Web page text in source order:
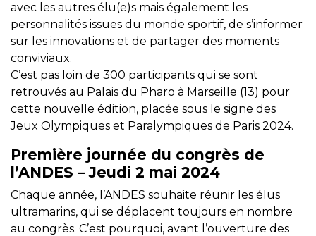
avec les autres élu(e)s mais également les
personnalités issues du monde sportif, de s’informer
sur les innovations et de partager des moments
conviviaux.
C’est pas loin de 300 participants qui se sont
retrouvés au Palais du Pharo à Marseille (13) pour
cette nouvelle édition, placée sous le signe des
Jeux Olympiques et Paralympiques de Paris 2024.
Première journée du congrès de
l’ANDES – Jeudi 2 mai 2024
Chaque année, l’ANDES souhaite réunir les élus
ultramarins, qui se déplacent toujours en nombre
au congrès. C’est pourquoi, avant l’ouverture des